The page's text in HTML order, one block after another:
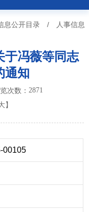
息公开目录 / 人事信息
于冯薇等同志
通知
次数：2871
】
00105